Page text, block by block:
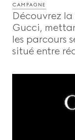
CAMPAGNE
Découvrez
Gucci,
les parcours
situé entre